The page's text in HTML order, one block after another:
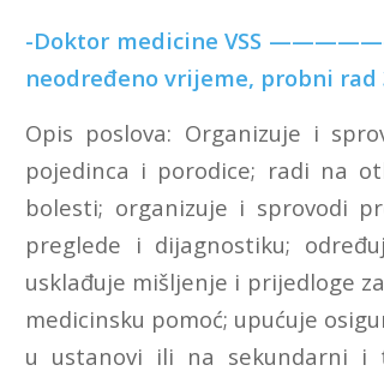
-Doktor medicine VSS
neodređeno vrijeme, probni rad
Opis poslova: Organizuje i
pojedinca i porodice; radi na
bolesti; organizuje i sprovodi
preglede i dijagnostiku;
usklađuje mišljenje i prijedloge
medicinsku pomoć; upućuje
u ustanovi ili na sekundarni i